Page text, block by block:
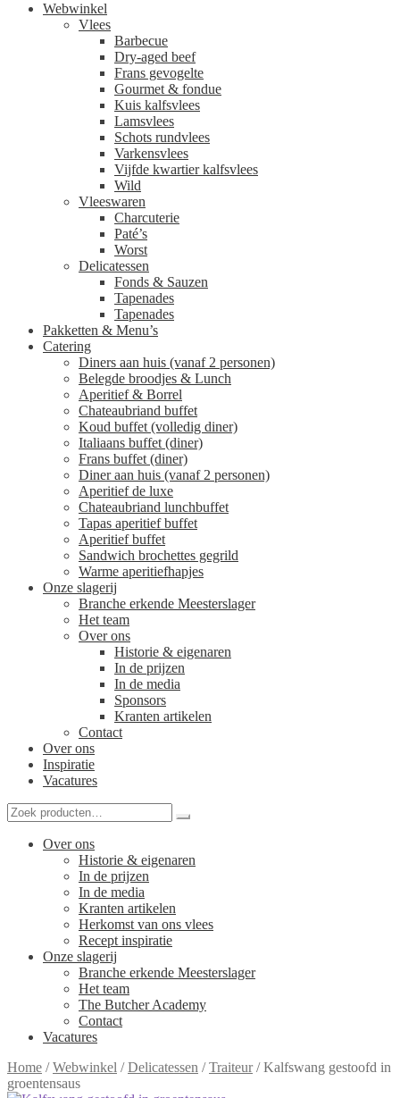
Webwinkel
Vlees
Barbecue
Dry-aged beef
Frans gevogelte
Gourmet & fondue
Kuis kalfsvlees
Lamsvlees
Schots rundvlees
Varkensvlees
Vijfde kwartier kalfsvlees
Wild
Vleeswaren
Charcuterie
Paté’s
Worst
Delicatessen
Fonds & Sauzen
Tapenades
Tapenades
Pakketten & Menu’s
Catering
Diners aan huis (vanaf 2 personen)
Belegde broodjes & Lunch
Aperitief & Borrel
Chateaubriand buffet
Koud buffet (volledig diner)
Italiaans buffet (diner)
Frans buffet (diner)
Diner aan huis (vanaf 2 personen)
Aperitief de luxe
Chateaubriand lunchbuffet
Tapas aperitief buffet
Aperitief buffet
Sandwich brochettes gegrild
Warme aperitiefhapjes
Onze slagerij
Branche erkende Meesterslager
Het team
Over ons
Historie & eigenaren
In de prijzen
In de media
Sponsors
Kranten artikelen
Contact
Over ons
Inspiratie
Vacatures
Over ons
Historie & eigenaren
In de prijzen
In de media
Kranten artikelen
Herkomst van ons vlees
Recept inspiratie
Onze slagerij
Branche erkende Meesterslager
Het team
The Butcher Academy
Contact
Vacatures
Home /Webwinkel /Delicatessen /Traiteur/Kalfswang gestoofd in
groentensaus